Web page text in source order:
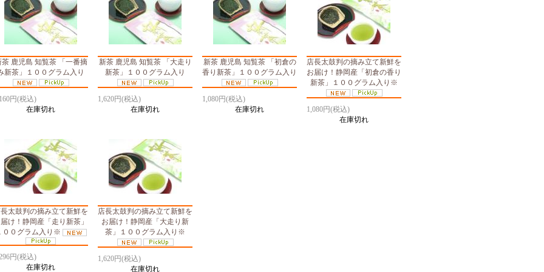
茶 鹿児島 知覧茶 「一番摘
新茶」１００グラム入り
円(税込)
在庫切れ
新茶 鹿児島 知覧茶 「大走り
新茶」１００グラム入り
1,620円(税込)
在庫切れ
新茶 鹿児島 知覧茶 「初倉の
香り新茶」１００グラム入り
1,080円(税込)
在庫切れ
店長太鼓判の摘み立て新鮮を
お届け！静岡産「初倉の香り
新茶」１００グラム入り※
1,080円(税込)
在庫切れ
太鼓判の摘み立て新鮮を
け！静岡産「走り新茶」
００グラム入り※
円(税込)
在庫切れ
店長太鼓判の摘み立て新鮮を
お届け！静岡産「大走り新
茶」１００グラム入り※
1,620円(税込)
在庫切れ